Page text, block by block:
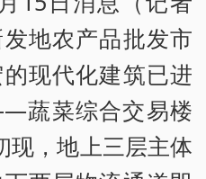
地农产品批发市
现代化建筑已进
蔬菜综合交易楼
现，地上三层主体